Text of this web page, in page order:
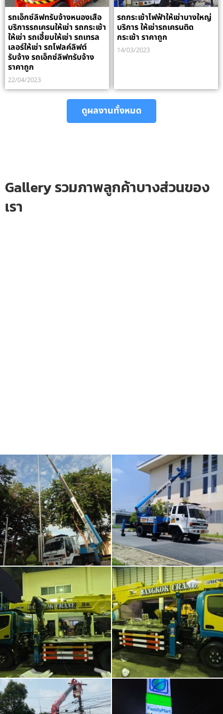
รถเอ็กซ์ลิฟทรับจ้างหนองเสือ
บริการรถเครนให้เช่า รถกระเช้า
ให้เช่า รถเฮี้ยบให้เช่า รถเทรล
เลอร์ให้เช่า รถโฟลค์ลิฟต์
รับจ้าง รถเอ็กซ์ลิฟทรับจ้าง
ราคาถูก
22/04/2023
รถกระเช้าไฟฟ้าให้เช่าบางใหญ่
บริการ ให้เช่ารถเครนติด
กระเช้า ราคาถูก
14/03/2023
ดูผลงานทั้งหมด
Gallery รวมภาพลูกค้าบางส่วนของ
เรา